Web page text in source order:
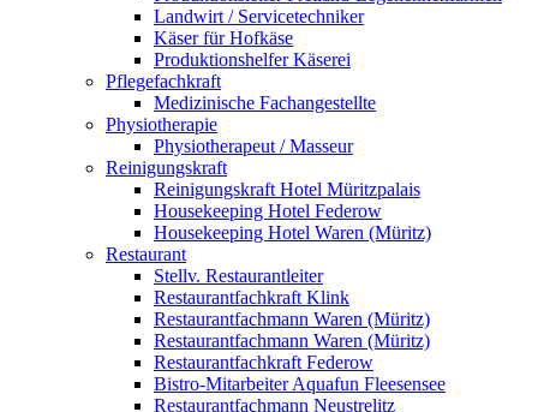
Landwirt / Servicetechniker
Käser für Hofkäse
Produktionshelfer Käserei
Pflegefachkraft
Medizinische Fachangestellte
Physiotherapie
Physiotherapeut / Masseur
Reinigungskraft
Reinigungskraft Hotel Müritzpalais
Housekeeping Hotel Federow
Housekeeping Hotel Waren (Müritz)
Restaurant
Stellv. Restaurantleiter
Restaurantfachkraft Klink
Restaurantfachmann Waren (Müritz)
Restaurantfachmann Waren (Müritz)
Restaurantfachkraft Federow
Bistro-Mitarbeiter Aquafun Fleesensee
Restaurantfachmann Neustrelitz